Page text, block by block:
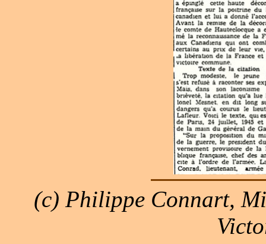
(c) Philippe Connart,